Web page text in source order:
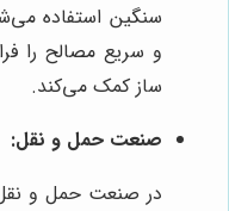
سنگین استفاده
و سریع مصالح را
ساز کمک می‌کند.
صنعت حمل و نقل:
در صنعت حمل و